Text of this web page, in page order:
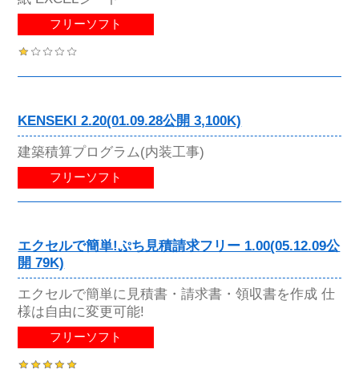
フリーソフト
KENSEKI 2.20(01.09.28公開 3,100K)
建築積算プログラム(内装工事)
フリーソフト
エクセルで簡単!ぷち見積請求フリー 1.00(05.12.09公
開 79K)
エクセルで簡単に見積書・請求書・領収書を作成 仕
様は自由に変更可能!
フリーソフト